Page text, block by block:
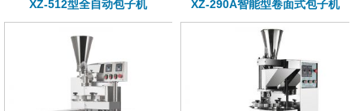
XZ-512型全自动包子机 XZ-290A智能型卷面式包子机